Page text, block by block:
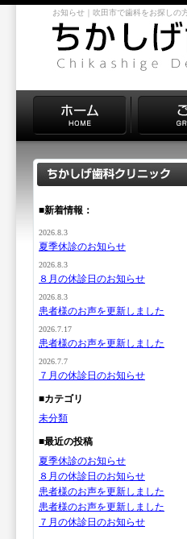
お知らせ｜吹田市で歯科をお探しの
■新着情報：
2026.8.3
夏季休診のお知らせ
2026.8.3
８月の休診日のお知らせ
2026.8.3
患者様のお声を更新しました
2026.7.17
患者様のお声を更新しました
2026.7.7
７月の休診日のお知らせ
■カテゴリ
未分類
■最近の投稿
夏季休診のお知らせ
８月の休診日のお知らせ
患者様のお声を更新しました
患者様のお声を更新しました
７月の休診日のお知らせ